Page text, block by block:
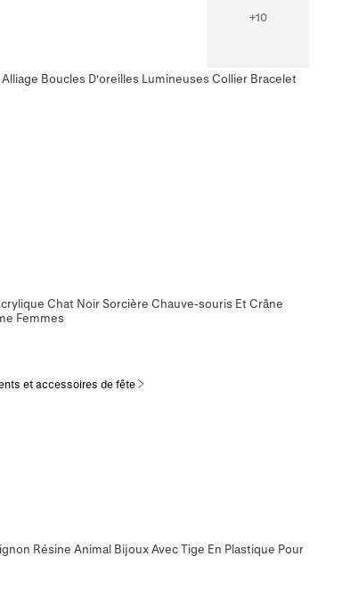
+10
Boucles D'oreilles Lumineuses Collier Bracelet
Chat Noir Sorcière Chauve-souris Et Crâne
Femmes
et accessoires de fête
Résine Animal Bijoux Avec Tige En Plastique Pour